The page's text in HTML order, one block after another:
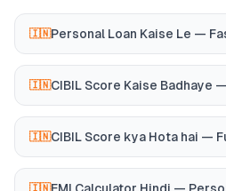
🇮🇳Personal Loan Kaise Le —
🇮🇳CIBIL Score Kaise Badhaye
🇮🇳CIBIL Score kya Hota hai —
🇮🇳